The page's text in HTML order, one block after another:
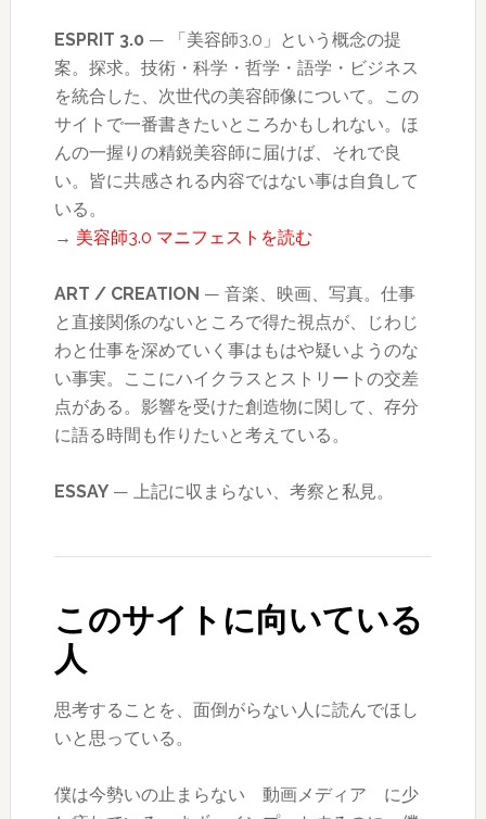
ESPRIT 3.0 — 「美容師3.0」という概念の提
案。探求。技術・科学・哲学・語学・ビジネス
を統合した、次世代の美容師像について。この
サイトで一番書きたいところかもしれない。ほ
んの一握りの精鋭美容師に届けば、それで良
い。皆に共感される内容ではない事は自負して
いる。
→ 美容師3.0 マニフェストを読む
ART / CREATION — 音楽、映画、写真。仕事
と直接関係のないところで得た視点が、じわじ
わと仕事を深めていく事はもはや疑いようのな
い事実。ここにハイクラスとストリートの交差
点がある。影響を受けた創造物に関して、存分
に語る時間も作りたいと考えている。
ESSAY— 上記に収まらない、考察と私見。
このサイトに向いている
人
思考することを、面倒がらない人に読んでほし
いと思っている。
僕は今勢いの止まらない 動画メディア に少